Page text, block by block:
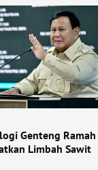
Genteng Ramah
Limbah Sawit